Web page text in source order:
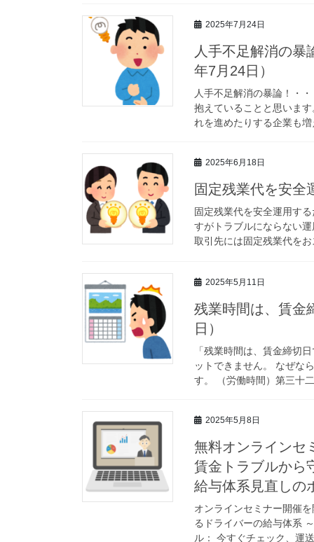
2025年7月24日
人手不足解消の暴
年7月24日）
人手不足解消の暴論！・
抱えていることと思いま
れを進めたりする企業も
2025年6月18日
固定残業代を安全
固定残業代を安全運用す
すがトラブルにならない
取引先には固定残業代を
2025年5月11日
残業時間は、賃金
日）
「残業時間は、賃金締切
ットできません。 なぜな
す。 （労働時間）第三十
2025年5月8日
無料オンライン
賃金トラブルから
給与体系見直しの
オンラインセミナー開催
るドライバーの給与体系
ル： 今すぐチェック、運